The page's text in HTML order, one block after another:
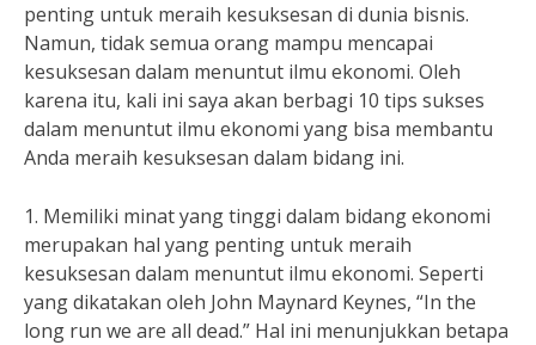
penting untuk meraih kesuksesan di dunia bisnis.
Namun, tidak semua orang mampu mencapai
kesuksesan dalam menuntut ilmu ekonomi. Oleh
karena itu, kali ini saya akan berbagi 10 tips sukses
dalam menuntut ilmu ekonomi yang bisa membantu
Anda meraih kesuksesan dalam bidang ini.
1. Memiliki minat yang tinggi dalam bidang ekonomi
merupakan hal yang penting untuk meraih
kesuksesan dalam menuntut ilmu ekonomi. Seperti
yang dikatakan oleh John Maynard Keynes, “In the
long run we are all dead.” Hal ini menunjukkan betapa